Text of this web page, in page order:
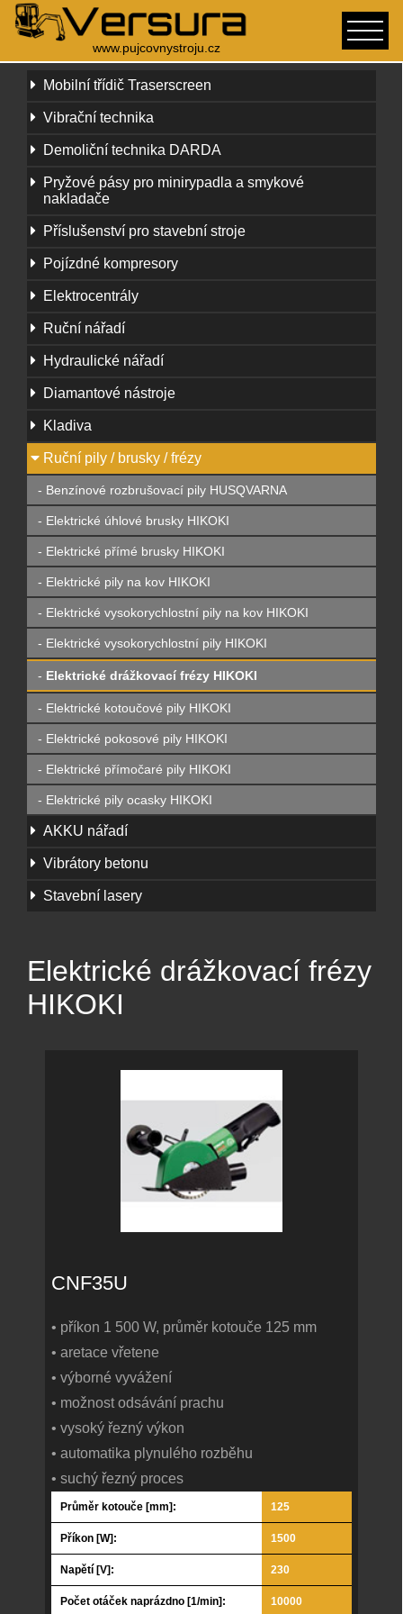
www.pujcovnystroju.cz
Mobilní třídič Traserscreen
Vibrační technika
Demoliční technika DARDA
Pryžové pásy pro minirypadla a smykové
nakladače
Příslušenství pro stavební stroje
Pojízdné kompresory
Elektrocentrály
Ruční nářadí
Hydraulické nářadí
Diamantové nástroje
Kladiva
Ruční pily / brusky / frézy
- Benzínové rozbrušovací pily HUSQVARNA
- Elektrické úhlové brusky HIKOKI
- Elektrické přímé brusky HIKOKI
- Elektrické pily na kov HIKOKI
- Elektrické vysokorychlostní pily na kov HIKOKI
- Elektrické vysokorychlostní pily HIKOKI
- Elektrické drážkovací frézy HIKOKI
- Elektrické kotoučové pily HIKOKI
- Elektrické pokosové pily HIKOKI
- Elektrické přímočaré pily HIKOKI
- Elektrické pily ocasky HIKOKI
AKKU nářadí
Vibrátory betonu
Stavební lasery
Elektrické drážkovací frézy
HIKOKI
CNF35U
• příkon 1 500 W, průměr kotouče 125 mm
• aretace vřetene
• výborné vyvážení
• možnost odsávání prachu
• vysoký řezný výkon
• automatika plynulého rozběhu
• suchý řezný proces
Průměr kotouče [mm]: 125
Příkon [W]: 1500
Napětí [V]: 230
Počet otáček naprázdno [1/min]: 10000